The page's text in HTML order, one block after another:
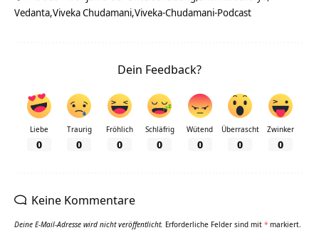
Vedanta Viveka Chudamani Viveka-Chudamani-Podcast
Dein Feedback?
Liebe
0
Traurig
0
Fröhlich
0
Schläfrig
0
Wütend
0
Überrascht
0
Zwinker
0
Keine Kommentare
Deine E-Mail-Adresse wird nicht veröffentlicht. Erforderliche Felder sind mit * markiert.